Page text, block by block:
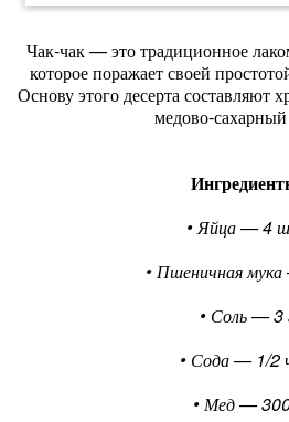
Чак-чак — это традиционное
которое поражает своей
Основу этого десерта составляют
медово-
• Яйца — 4
• Пшеничная
• Соль — 3
• Сода — 1/2
• Мед —